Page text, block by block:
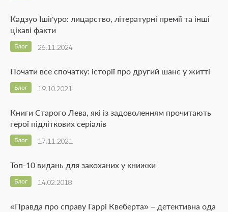
Кадзуо Ішіґуро: лицарство, літературні премії та інші
цікаві факти
26.11.2024
Блог
Почати все спочатку: історії про другий шанс у житті
19.10.2021
Блог
Книги Старого Лева, які із задоволенням прочитають
герої підліткових серіалів
17.11.2021
Блог
Топ-10 видань для закоханих у книжки
14.02.2018
Блог
«Правда про справу Гаррі Квеберта» – детективна ода